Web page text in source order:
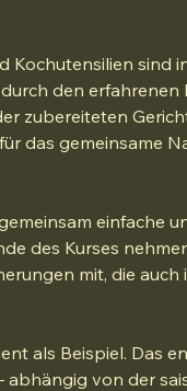
Kochutensilien sind
den erfahrenen
zubereiteten
das gemeinsame
einfache
des Kurses
mit, die auch
als Beispiel. Das
abhängig von der